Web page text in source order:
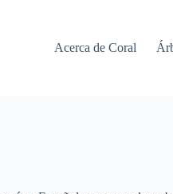
Acerca de Coral